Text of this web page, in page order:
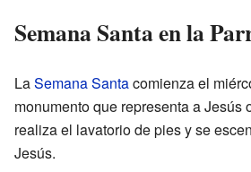
Semana Santa en la
LaSemana Santacomienza el
monumento que representa a Jesús
realiza el lavatorio de pies y se
Jesús.